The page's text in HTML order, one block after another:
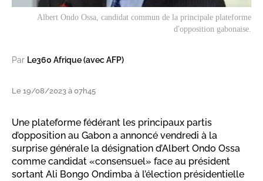
Albert Ondo Ossa, candidat commun de la principale plateforme
d'opposition gabonaise.
Par Le360 Afrique (avec AFP)
Le 19/08/2023 à 07h45
Une plateforme fédérant les principaux partis
d’opposition au Gabon a annoncé vendredi à la
surprise générale la désignation d’Albert Ondo Ossa
comme candidat «consensuel» face au président
sortant Ali Bongo Ondimba à l’élection présidentielle